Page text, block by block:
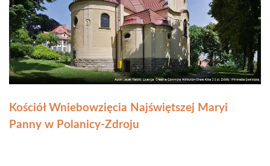
Kościół Wniebowzięcia Najświętszej Maryi
Panny w Polanicy-Zdroju